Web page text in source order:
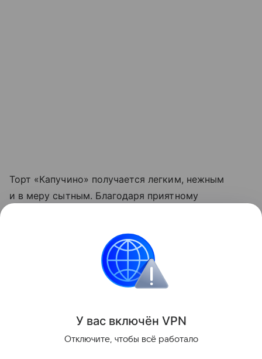
Торт «Капучино» получается легким, нежным
и в меру сытным. Благодаря приятному
освежающим десертом для жаркого летнего дня.
Поделиться
У вас включён VPN
Отключите, чтобы всё работало